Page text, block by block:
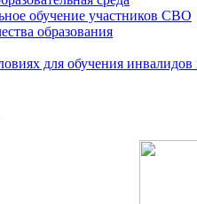
обучение участников СВО
образования
для обучения